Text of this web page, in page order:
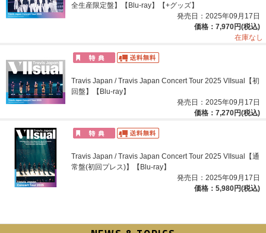
全生産限定盤】【Blu-ray】【+グッズ】
発売日：2025年09月17日
価格：7,970円(税込)
在庫なし
Travis Japan / Travis Japan Concert Tour 2025 VIIsual【初
回盤】【Blu-ray】
発売日：2025年09月17日
価格：7,270円(税込)
Travis Japan / Travis Japan Concert Tour 2025 VIIsual【通
常盤(初回プレス)】【Blu-ray】
発売日：2025年09月17日
価格：5,980円(税込)